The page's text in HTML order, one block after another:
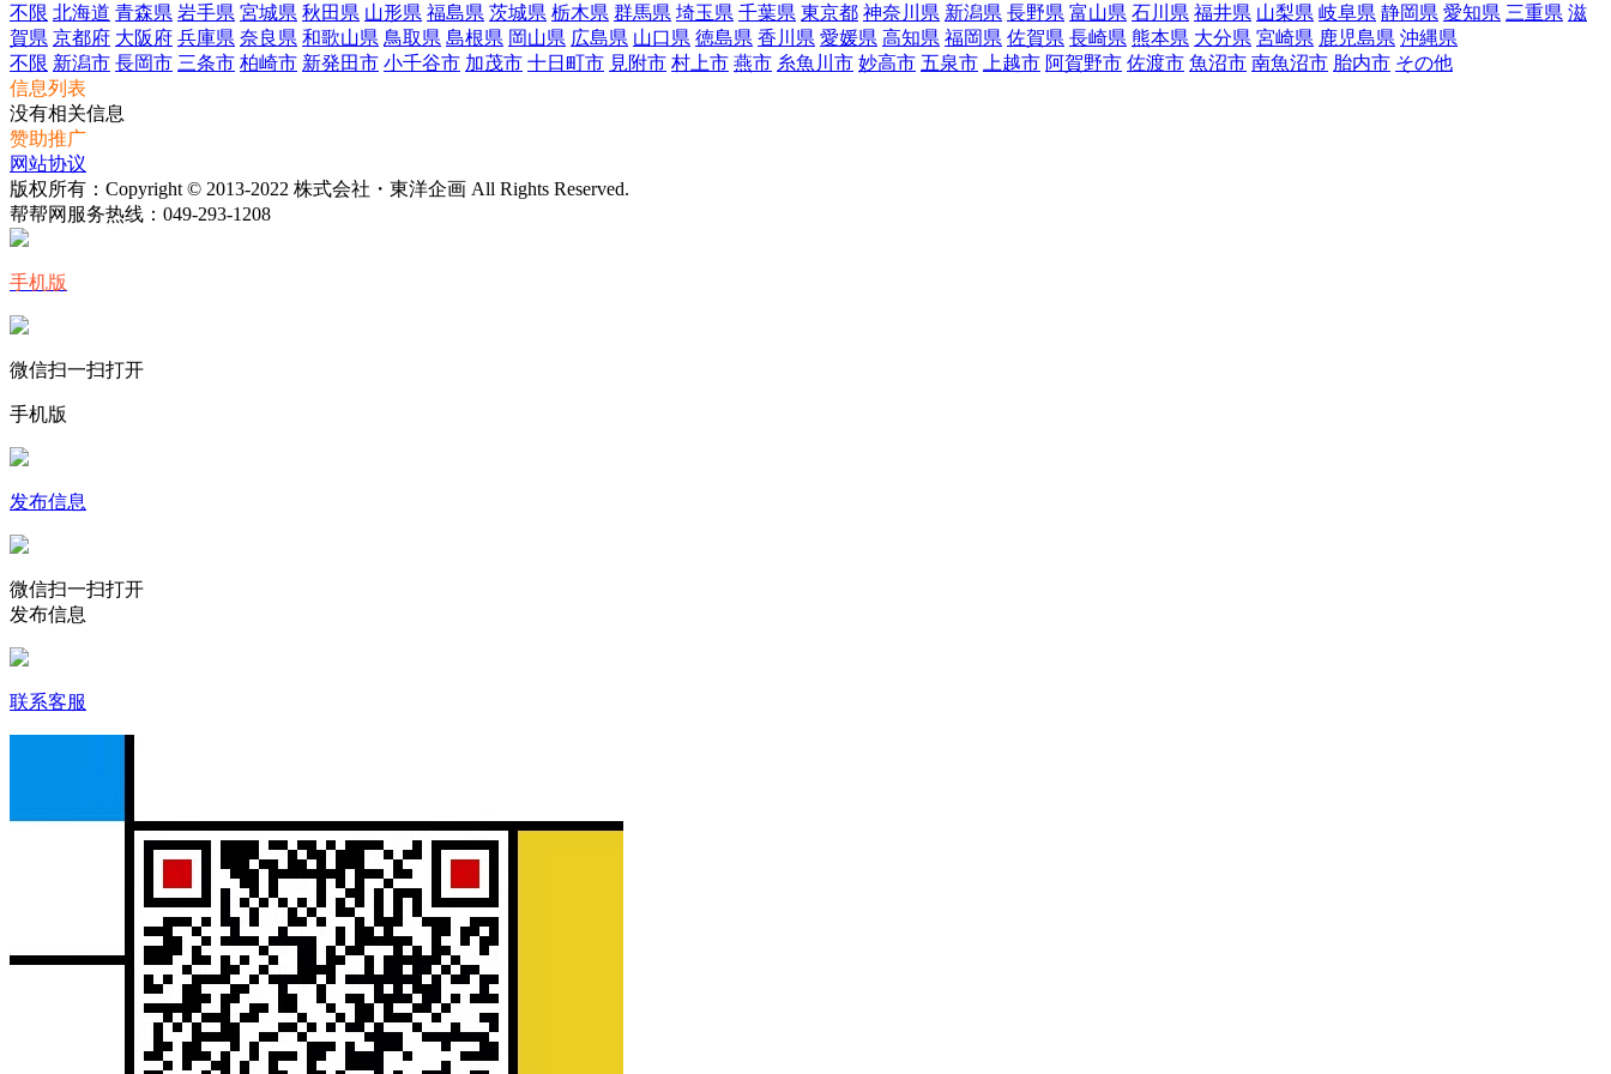
不限 北海道 青森県 岩手県 宮城県 秋田県 山形県 福島県 茨城県 栃木県 群馬県 埼玉県 千葉県 東京都 神奈川県 新潟県 長野県 富山県 石川県 福井県 山梨県 岐阜県 静岡県 愛知県 三重県 滋
賀県 京都府 大阪府 兵庫県 奈良県 和歌山県 鳥取県 島根県 岡山県 広島県 山口県 徳島県 香川県 愛媛県 高知県 福岡県 佐賀県 長崎県 熊本県 大分県 宮崎県 鹿児島県 沖縄県
不限 新潟市 長岡市 三条市 柏崎市 新発田市 小千谷市 加茂市 十日町市 見附市 村上市 燕市 糸魚川市 妙高市 五泉市 上越市 阿賀野市 佐渡市 魚沼市 南魚沼市 胎内市 その他
信息列表
没有相关信息
赞助推广
网站协议
版权所有：Copyright © 2013-2022 株式会社・東洋企画 All Rights Reserved.
帮帮网服务热线： 049-293-1208
手机版
微信扫一扫打开
手机版
发布信息
微信扫一扫打开
发布信息
联系客服